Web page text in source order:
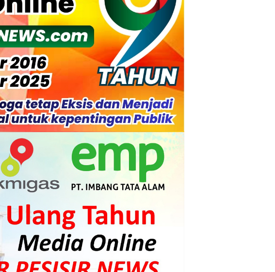
Jaminan Sosial Ketenagakerjaan Diperkuat
ke PT Arara Abadi.
dan Malalak
Komunitas dan Mahasiswa
dan Beri Kompensasi
Merbau Datangi PLTG Melibur
dan Pembangunan Meranti